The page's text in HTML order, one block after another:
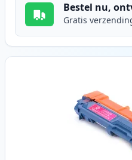
Bestel nu,
Gratis